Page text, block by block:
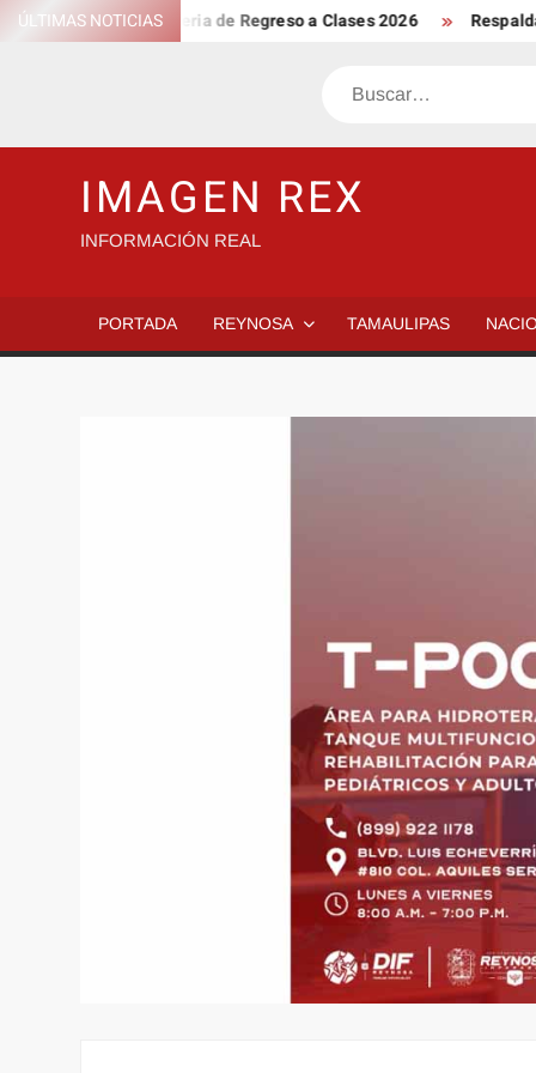
Saltar
ÚLTIMAS NOTICIAS
y CANACO: Feria de Regreso a Clases 2026 Respalda
Buscar
IMAGEN REX
INFORMACIÓN REAL
PORTADA REYNOSA TAMAULIPAS